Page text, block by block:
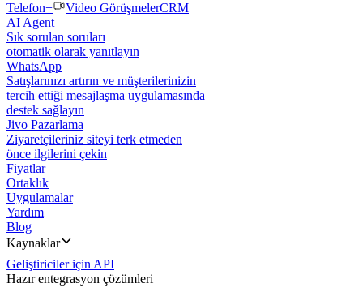
Telefon+
Video GörüşmelerCRM
AI Agent
Sık sorulan soruları
otomatik olarak yanıtlayın
WhatsApp
Satışlarınızı artırın ve müşterilerinizin
tercih ettiği mesajlaşma uygulamasında
destek sağlayın
Jivo Pazarlama
Ziyaretçileriniz siteyi terk etmeden
önce ilgilerini çekin
Fiyatlar
Ortaklık
Uygulamalar
Yardım
Blog
Kaynaklar
Geliştiriciler için API
Hazır entegrasyon çözümleri